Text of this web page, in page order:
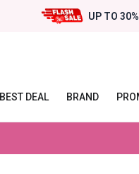
UP TO
BEST DEAL BRAND